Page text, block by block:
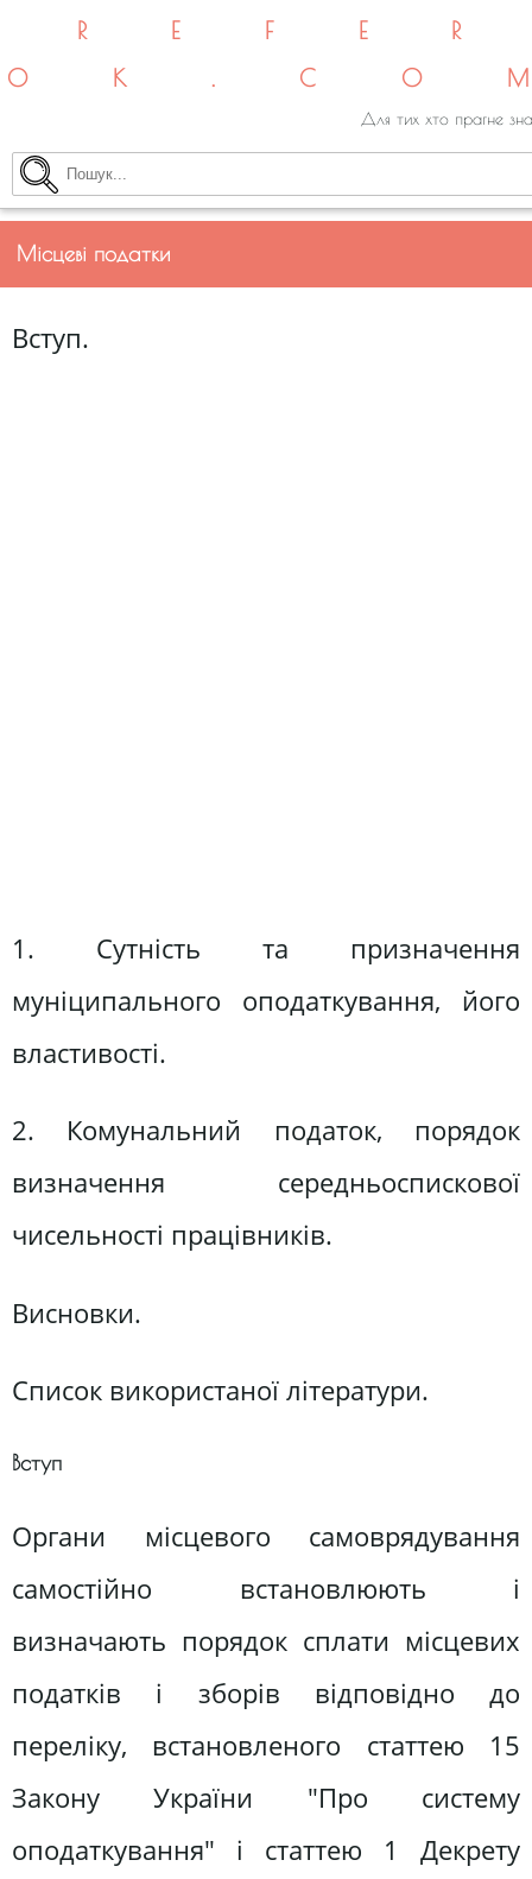
Для тих хто прагне
Місцеві податки
Вступ.
1. Сутність та призначення
муніципального оподаткування, його
властивості.
2. Комунальний податок, порядок
визначення середньоспискової
чисельності працівників.
Висновки.
Список використаної літератури.
Вступ
Органи місцевого самоврядування
самостійно встановлюють і
визначають порядок сплати місцевих
податків і зборів відповідно до
переліку, встановленого статтею 15
Закону України "Про систему
оподаткування" і статтею 1 Декрету